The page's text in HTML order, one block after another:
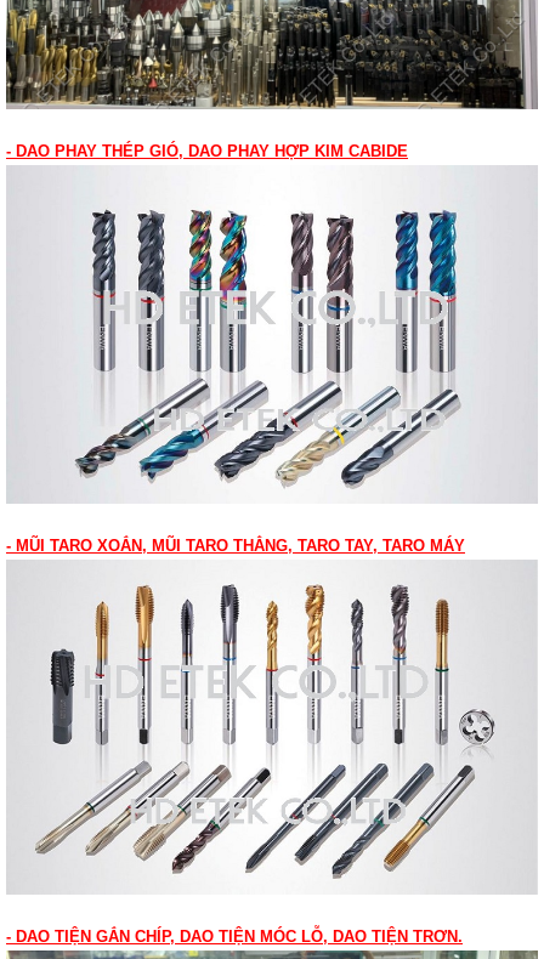
- DAO PHAY THÉP GIÓ, DAO PHAY HỢP KIM CABIDE
- MŨI TARO XOẮN, MŨI TARO THẲNG, TARO TAY, TARO MÁY
- DAO TIỆN GẮN CHÍP, DAO TIỆN MÓC LỖ, DAO TIỆN TRƠN.